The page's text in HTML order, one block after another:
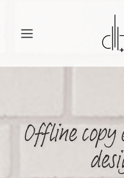
Offline